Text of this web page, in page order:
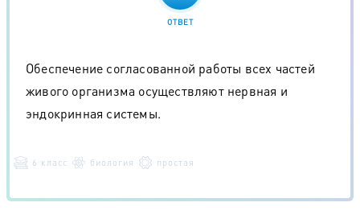
ОТВЕТ
Обеспечение согласованной работы всех частей
живого организма осуществляют нервная и
эндокринная системы.
6 класс биология простая